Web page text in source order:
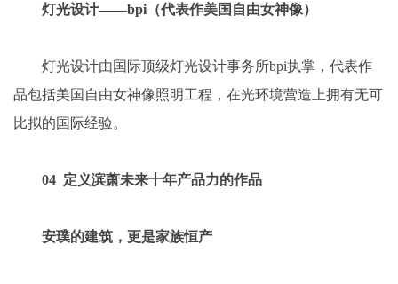
灯光设计——bpi（代表作美国自由女神像）
灯光设计由国际顶级灯光设计事务所bpi执掌，代表作
品包括美国自由女神像照明工程，在光环境营造上拥有无可
比拟的国际经验。
04 定义滨萧未来十年产品力的作品
安璞的建筑，更是家族恒产